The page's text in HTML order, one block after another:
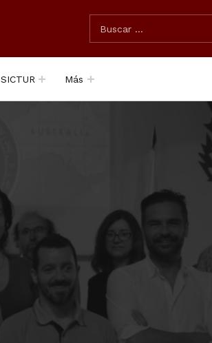
SEARCH THE SITE
Búsqueda para:
SICTUR Más